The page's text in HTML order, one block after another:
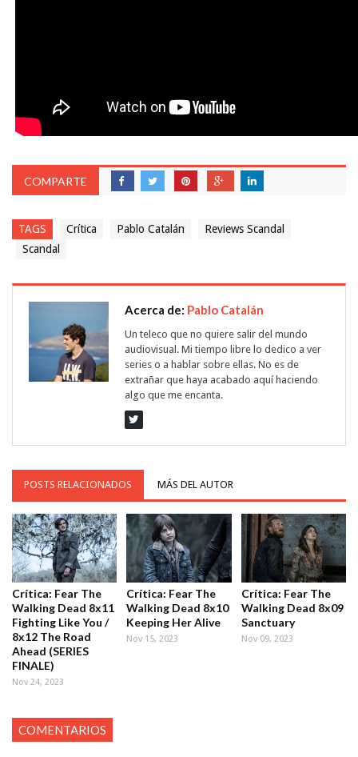
COMPARTE
TAGS Crítica Pablo Catalán
Reviews Scandal
Scandal
Acerca de: Pablo Catalán
Un teleco que no quiere salir del mundo
audiovisual. Mi tiempo libre lo dedico a ver
series o a hablar sobre ellas. No es de
extrañar que haya acabado aquí haciendo
algo que me encanta.
POSTS RELACIONADOS MÁS DEL AUTOR
Crítica: Fear The
Walking Dead 8x11
Fighting Like You /
8x12 The Road
Ahead (SERIES
FINALE)
Nov 24, 2023
Crítica: Fear The
Walking Dead 8x10
Keeping Her Alive
Nov 15, 2023
Crítica: Fear The
Walking Dead 8x09
Sanctuary
Nov 09, 2023
COMENTARIOS